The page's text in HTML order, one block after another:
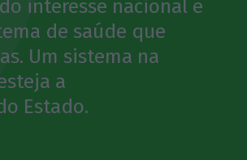
interesse nacional e
de saúde que
Um sistema na
a
Estado.